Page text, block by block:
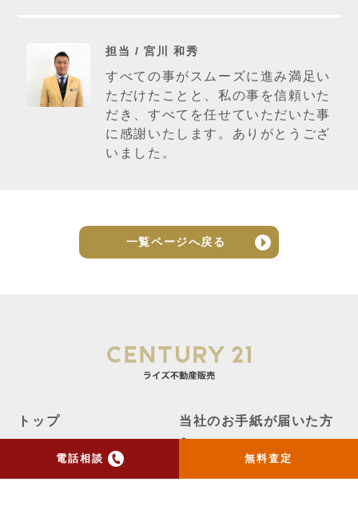
電話相談 無料査定
担当 / 宮川 和秀
すべての事がスムーズに進み満足い
ただけたことと、私の事を信頼いた
だき、すべてを任せていただいた事
に感謝いたします。ありがとうござ
いました。
一覧ページへ戻る
トップ
当社のお手紙が届いた方
へ